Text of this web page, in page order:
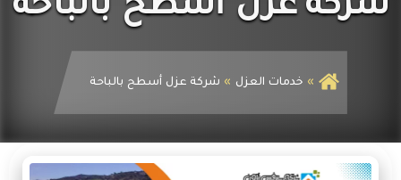
سيرفس
شركة عزل أسطح بالباحة
خدمات العزل شركة عزل أسطح بالباحة